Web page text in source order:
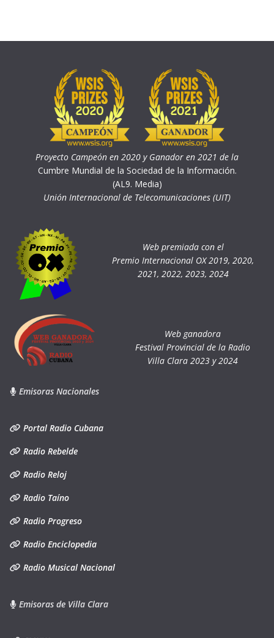
Proyecto Campeón en 2020 y Ganador en 2021 de la
Cumbre Mundial de la Sociedad de la Información.
(AL9. Media)
Unión Internacional de Telecomunicaciones (UIT)
Web premiada con el
Premio Internacional OX 2019, 2020,
2021, 2022, 2023, 2024
Web ganadora
Festival Provincial de la Radio
Villa Clara 2023 y 2024
Emisoras Nacionales
Portal Radio Cubana
Radio Rebelde
Radio Reloj
Radio Taíno
Radio Progreso
Radio Enciclopedia
Radio Musical Nacional
Emisoras de Villa Clara